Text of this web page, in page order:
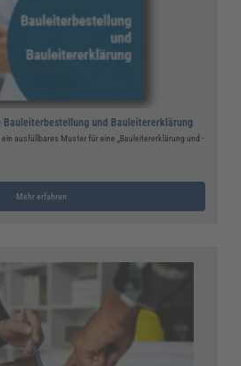
Bauleiterbestellung und Bauleitererklärung
ausfüllbares Muster für eine „Bauleitererklärung und -
Mehr erfahren